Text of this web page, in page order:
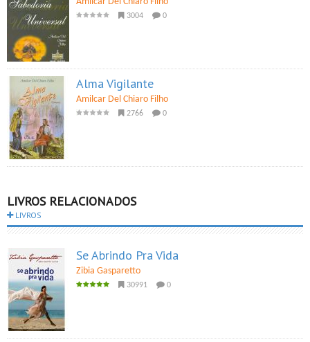
3004 0
Alma Vigilante
Amilcar Del Chiaro Filho
2766 0
LIVROS RELACIONADOS
LIVROS
Se Abrindo Pra Vida
Zibia Gasparetto
30991 0